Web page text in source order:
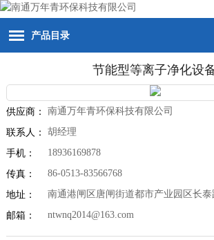
产品目录
节能型等离子净化设
供应商： 南通万年青环保科技有限公司
联系人： 胡经理
手机： 18936169878
传真： 86-0513-83566768
地址： 南通港闸区唐闸街道都市产业园区长泰
邮箱： ntwnq2014@163.com